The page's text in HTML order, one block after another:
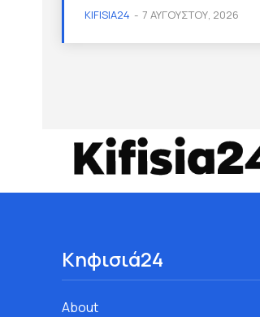
KIFISIA24 - 7 ΑΥΓΟΎΣΤΟΥ, 2026
Κηφισιά24
About